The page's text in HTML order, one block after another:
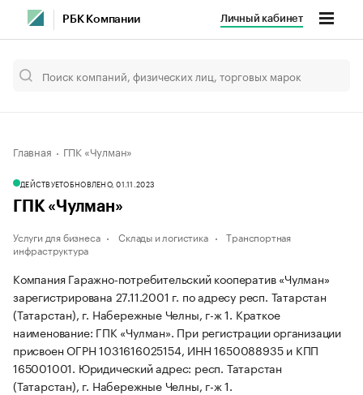
РБК Компании Личный кабинет
Главная ГПК «Чулман»
ДЕЙСТВУЕТОБНОВЛЕНО, 01.11.2023
ГПК «Чулман»
Услуги для бизнеса Склады и логистика
Транспортная
инфраструктура
Компания Гаражно-потребительский кооператив «Чулман»
зарегистрирована 27.11.2001 г. по адресу респ. Татарстан
(Татарстан), г. Набережные Челны, г-ж 1. Краткое
наименование: ГПК «Чулман». При регистрации организации
присвоен ОГРН 1031616025154, ИНН 1650088935 и КПП
165001001. Юридический адрес: респ. Татарстан
(Татарстан), г. Набережные Челны, г-ж 1.